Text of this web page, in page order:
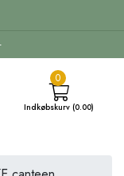
0
Indkøbskurv (0.00)